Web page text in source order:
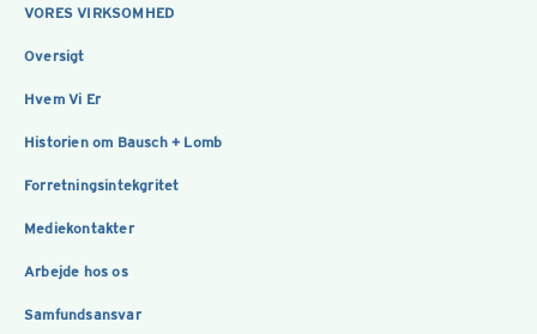
VORES VIRKSOMHED
Oversigt
Hvem Vi Er
Historien om Bausch + Lomb
Forretningsintekgritet
Mediekontakter
Arbejde hos os
Samfundsansvar